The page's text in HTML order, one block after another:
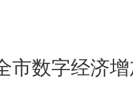
数字经济增